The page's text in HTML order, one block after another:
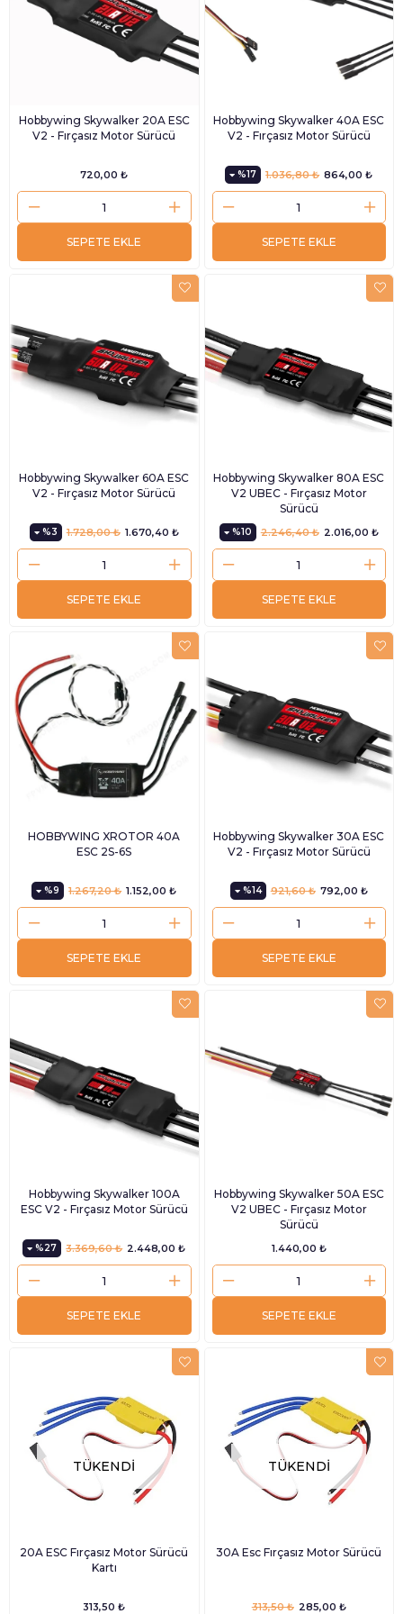
Hobbywing Skywalker 20A ESC
V2 - Fırçasız Motor Sürücü
720,00 ₺
SEPETE EKLE
Hobbywing Skywalker 40A ESC
V2 - Fırçasız Motor Sürücü
%17 864,00 ₺
1.036,80 ₺
SEPETE EKLE
Hobbywing Skywalker 60A ESC
V2 - Fırçasız Motor Sürücü
%3 1.670,40 ₺
1.728,00 ₺
SEPETE EKLE
Hobbywing Skywalker 80A ESC
V2 UBEC - Fırçasız Motor
Sürücü
%10 2.016,00 ₺
2.246,40 ₺
SEPETE EKLE
HOBBYWING XROTOR 40A
ESC 2S-6S
%9 1.152,00 ₺
1.267,20 ₺
SEPETE EKLE
Hobbywing Skywalker 30A ESC
V2 - Fırçasız Motor Sürücü
%14 792,00 ₺
921,60 ₺
SEPETE EKLE
Hobbywing Skywalker 100A
ESC V2 - Fırçasız Motor Sürücü
%27 2.448,00 ₺
3.369,60 ₺
SEPETE EKLE
Hobbywing Skywalker 50A ESC
V2 UBEC - Fırçasız Motor
Sürücü
1.440,00 ₺
SEPETE EKLE
TÜKENDI
20A ESC Fırçasız Motor Sürücü
Kartı
313,50 ₺
TÜKENDI
30A Esc Fırçasız Motor Sürücü
285,00 ₺
313,50 ₺